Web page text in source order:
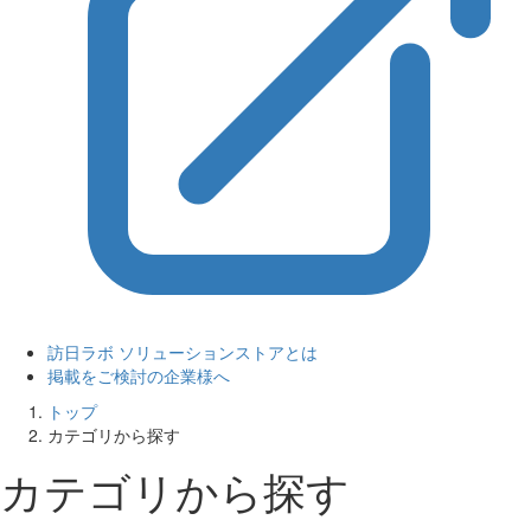
訪日ラボ ソリューションストアとは
掲載をご検討の企業様へ
トップ
カテゴリから探す
カテゴリから探す